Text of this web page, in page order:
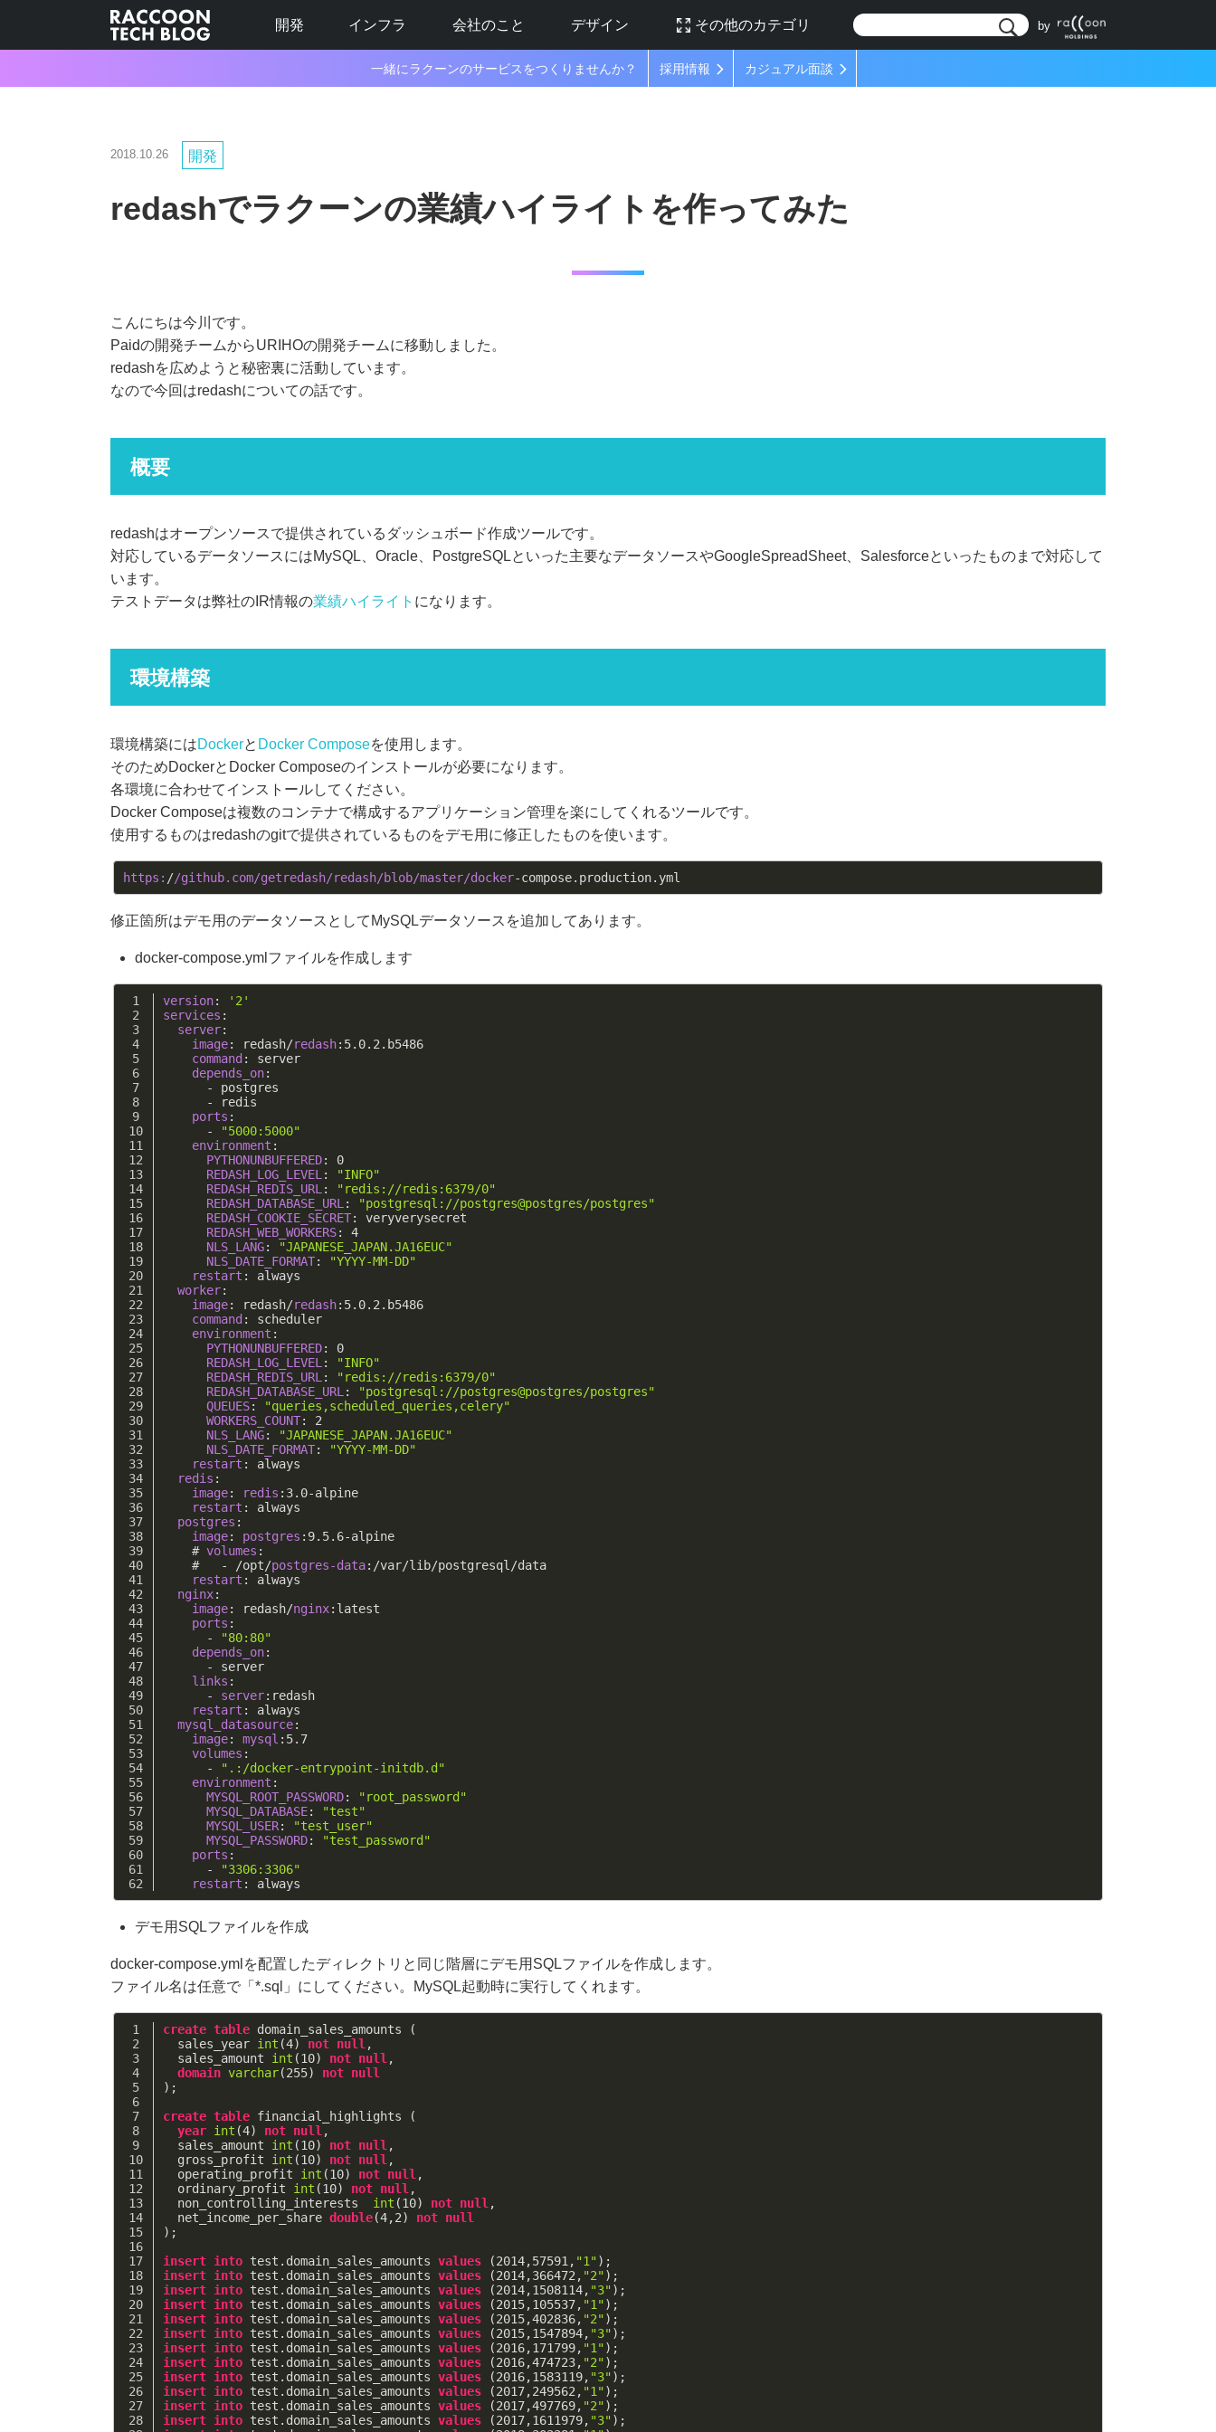
開発 インフラ 会社のこと デザイン その他のカテゴリ by
一緒にラクーンのサービスをつくりませんか？ 採用情報 カジュアル面談
2018.10.26 開発
redashでラクーンの業績ハイライトを作ってみた
こんにちは今川です。
Paidの開発チームからURIHOの開発チームに移動しました。
redashを広めようと秘密裏に活動しています。
なので今回はredashについての話です。
概要
redashはオープンソースで提供されているダッシュボード作成ツールです。
対応しているデータソースにはMySQL、Oracle、PostgreSQLといった主要なデータソースやGoogleSpreadSheet、Salesforceといったものまで対応して
います。
テストデータは弊社のIR情報の業績ハイライト になります。
環境構築
環境構築にはDockerと Docker Composeを使用します。
そのためDockerとDocker Composeのインストールが必要になります。
各環境に合わせてインストールしてください。
Docker Composeは複数のコンテナで構成するアプリケーション管理を楽にしてくれるツールです。
使用するものはredashのgitで提供されているものをデモ用に修正したものを使います。
https: //github.com/getredash/redash/blob/master/docker
修正箇所はデモ用のデータソースとしてMySQLデータソースを追加してあります。
docker-compose.ymlファイルを作成します
version:
'2'
services :
server:
image: redash/redash: 5.0. 2 .b5486
command : server
depends_on:
      - postgres
      - redis
ports :
      -
"5000:5000"
environment :
PYTHONUNBUFFERED: 0
REDASH_LOG_LEVEL :
"INFO"
REDASH_REDIS_URL :
"redis://redis:6379/0"
REDASH_DATABASE_URL :
"postgresql://postgres@postgres/postgres"
REDASH_COOKIE_SECRET: veryverysecret
REDASH_WEB_WORKERS: 4
NLS_LANG:
"JAPANESE_JAPAN.JA16EUC"
NLS_DATE_FORMAT:
"YYYY-MM-DD"
restart : always
worker:
image: redash/redash: 5.0. 2 .b5486
command : scheduler
environment :
PYTHONUNBUFFERED: 0
REDASH_LOG_LEVEL :
"INFO"
REDASH_REDIS_URL :
"redis://redis:6379/0"
REDASH_DATABASE_URL :
"postgresql://postgres@postgres/postgres"
QUEUES:
"queries,scheduled_queries,celery"
WORKERS_COUNT: 2
NLS_LANG:
"JAPANESE_JAPAN.JA16EUC"
NLS_DATE_FORMAT:
"YYYY-MM-DD"
restart : always
redis :
image: redis : 3.0-alpine
restart : always
postgres :
image: postgres : 9.5. 6-alpine
    #
volumes :
    #   - /opt/
postgres-data:/var/lib/postgresql/data
restart : always
nginx:
image: redash/nginx:latest
ports :
      -
"80:80"
depends_on:
      - server
links :
      -
server:redash
restart : always
mysql_datasource:
image: mysql : 5.7
volumes :
      -
".:/docker-entrypoint-initdb.d"
environment :
MYSQL_ROOT_PASSWORD:
"root_password"
MYSQL_DATABASE:
"test"
MYSQL_USER:
"test_user"
MYSQL_PASSWORD:
"test_password"
ports :
      -
"3306:3306"
restart : always
デモ用SQLファイルを作成
docker-compose.ymlを配置したディレクトリと同じ階層にデモ用SQLファイルを作成します。
ファイル名は任意で「*.sql」にしてください。MySQL起動時に実行してくれます。
create table domain_sales_amounts (
  sales_year
int (4) not null ,
  sales_amount
int (10) not null ,
domain varchar(255) not null
);
create table financial_highlights (
year int (4) not null ,
  sales_amount
int (10) not null ,
  gross_profit
int (10) not null ,
  operating_profit
int (10) not null ,
  ordinary_profit
int (10) not null ,
  non_controlling_interests
int (10) not null ,
  net_income_per_share
double(4,2) not null
);
insert into test.domain_sales_amounts values (2014,57591 , "1");
insert into test.domain_sales_amounts values (2014,366472 , "2");
insert into test.domain_sales_amounts values (2014,1508114, "3");
insert into test.domain_sales_amounts values (2015,105537, "1");
insert into test.domain_sales_amounts values (2015,402836, "2");
insert into test.domain_sales_amounts values (2015,1547894, "3");
insert into test.domain_sales_amounts values (2016,171799, "1");
insert into test.domain_sales_amounts values (2016,474723, "2");
insert into test.domain_sales_amounts values (2016,1583119, "3");
insert into test.domain_sales_amounts values (2017,249562 , "1");
insert into test.domain_sales_amounts values (2017,497769, "2");
insert into test.domain_sales_amounts values (2017,1611979, "3");